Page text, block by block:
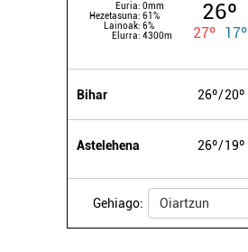
Euria: 0mm
Hezetasuna: 61%
Lainoak: 6%
Elurra: 4300m
26º
27º 17º
Bihar 26º 20º
Astelehena 26º 19º
Gehiago: Oiartzun